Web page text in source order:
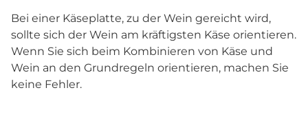
Bei einer Käseplatte, zu der Wein gereicht wird,
sollte sich der Wein am kräftigsten Käse orientieren.
Wenn Sie sich beim Kombinieren von Käse und
Wein an den Grundregeln orientieren, machen Sie
keine Fehler.